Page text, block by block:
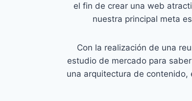
el fin de crear una web
nuestra principal meta
Con la realización de una
estudio de mercado para
una arquitectura de